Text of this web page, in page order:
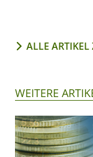
ALLE
WEITERE